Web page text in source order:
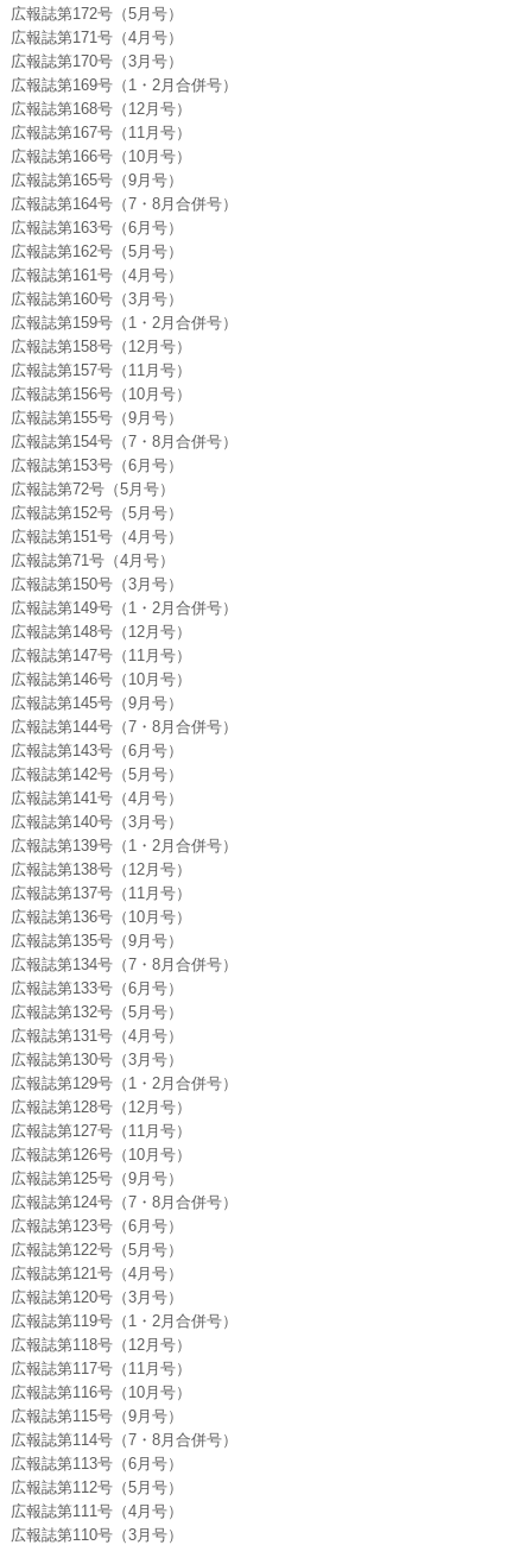
広報誌第172号（5月号）
広報誌第171号（4月号）
広報誌第170号（3月号）
広報誌第169号（1・2月合併号）
広報誌第168号（12月号）
広報誌第167号（11月号）
広報誌第166号（10月号）
広報誌第165号（9月号）
広報誌第164号（7・8月合併号）
広報誌第163号（6月号）
広報誌第162号（5月号）
広報誌第161号（4月号）
広報誌第160号（3月号）
広報誌第159号（1・2月合併号）
広報誌第158号（12月号）
広報誌第157号（11月号）
広報誌第156号（10月号）
広報誌第155号（9月号）
広報誌第154号（7・8月合併号）
広報誌第153号（6月号）
広報誌第72号（5月号）
広報誌第152号（5月号）
広報誌第151号（4月号）
広報誌第71号（4月号）
広報誌第150号（3月号）
広報誌第149号（1・2月合併号）
広報誌第148号（12月号）
広報誌第147号（11月号）
広報誌第146号（10月号）
広報誌第145号（9月号）
広報誌第144号（7・8月合併号）
広報誌第143号（6月号）
広報誌第142号（5月号）
広報誌第141号（4月号）
広報誌第140号（3月号）
広報誌第139号（1・2月合併号）
広報誌第138号（12月号）
広報誌第137号（11月号）
広報誌第136号（10月号）
広報誌第135号（9月号）
広報誌第134号（7・8月合併号）
広報誌第133号（6月号）
広報誌第132号（5月号）
広報誌第131号（4月号）
広報誌第130号（3月号）
広報誌第129号（1・2月合併号）
広報誌第128号（12月号）
広報誌第127号（11月号）
広報誌第126号（10月号）
広報誌第125号（9月号）
広報誌第124号（7・8月合併号）
広報誌第123号（6月号）
広報誌第122号（5月号）
広報誌第121号（4月号）
広報誌第120号（3月号）
広報誌第119号（1・2月合併号）
広報誌第118号（12月号）
広報誌第117号（11月号）
広報誌第116号（10月号）
広報誌第115号（9月号）
広報誌第114号（7・8月合併号）
広報誌第113号（6月号）
広報誌第112号（5月号）
広報誌第111号（4月号）
広報誌第110号（3月号）